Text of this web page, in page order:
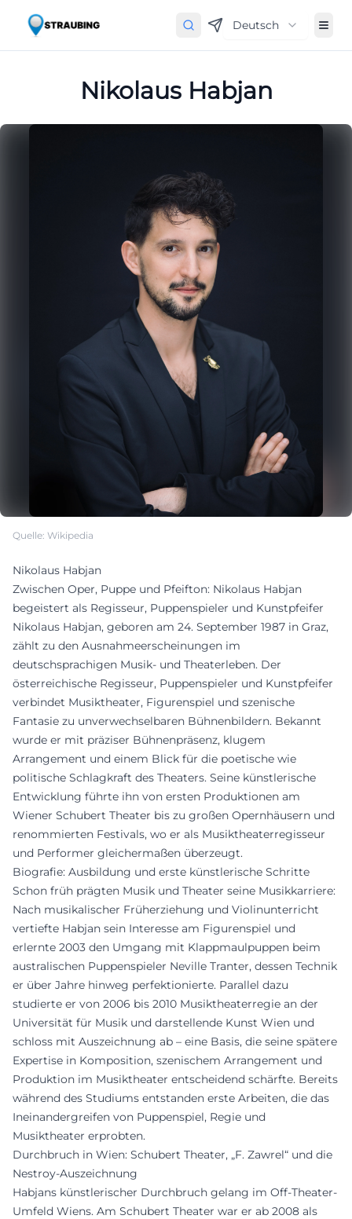
Deutsch
Nikolaus Habjan
Quelle: Wikipedia
Nikolaus Habjan
Zwischen Oper, Puppe und Pfeifton: Nikolaus Habjan
begeistert als Regisseur, Puppenspieler und Kunstpfeifer
Nikolaus Habjan, geboren am 24. September 1987 in Graz,
zählt zu den Ausnahmeerscheinungen im
deutschsprachigen Musik- und Theaterleben. Der
österreichische Regisseur, Puppenspieler und Kunstpfeifer
verbindet Musiktheater, Figurenspiel und szenische
Fantasie zu unverwechselbaren Bühnenbildern. Bekannt
wurde er mit präziser Bühnenpräsenz, klugem
Arrangement und einem Blick für die poetische wie
politische Schlagkraft des Theaters. Seine künstlerische
Entwicklung führte ihn von ersten Produktionen am
Wiener Schubert Theater bis zu großen Opernhäusern und
renommierten Festivals, wo er als Musiktheaterregisseur
und Performer gleichermaßen überzeugt.
Biografie: Ausbildung und erste künstlerische Schritte
Schon früh prägten Musik und Theater seine Musikkarriere:
Nach musikalischer Früherziehung und Violinunterricht
vertiefte Habjan sein Interesse am Figurenspiel und
erlernte 2003 den Umgang mit Klappmaulpuppen beim
australischen Puppenspieler Neville Tranter, dessen Technik
er über Jahre hinweg perfektionierte. Parallel dazu
studierte er von 2006 bis 2010 Musiktheaterregie an der
Universität für Musik und darstellende Kunst Wien und
schloss mit Auszeichnung ab – eine Basis, die seine spätere
Expertise in Komposition, szenischem Arrangement und
Produktion im Musiktheater entscheidend schärfte. Bereits
während des Studiums entstanden erste Arbeiten, die das
Ineinandergreifen von Puppenspiel, Regie und
Musiktheater erprobten.
Durchbruch in Wien: Schubert Theater, „F. Zawrel“ und die
Nestroy-Auszeichnung
Habjans künstlerischer Durchbruch gelang im Off-Theater-
Umfeld Wiens. Am Schubert Theater war er ab 2008 als